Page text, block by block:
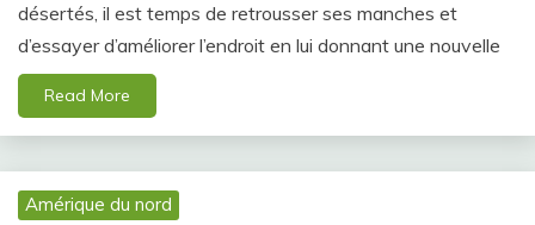
désertés, il est temps de retrousser ses manches et
d’essayer d’améliorer l’endroit en lui donnant une nouvelle
Read More
Amérique du nord